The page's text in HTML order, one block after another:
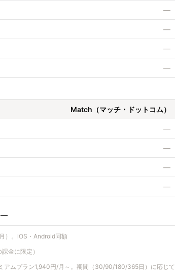
—
—
—
—
Match（マッチ・ドットコム）
—
—
—
—
—
）。iOS・Android同額
金に限定）
アムプラン1,940円/月～。期間（30/90/180/365日）に応じて